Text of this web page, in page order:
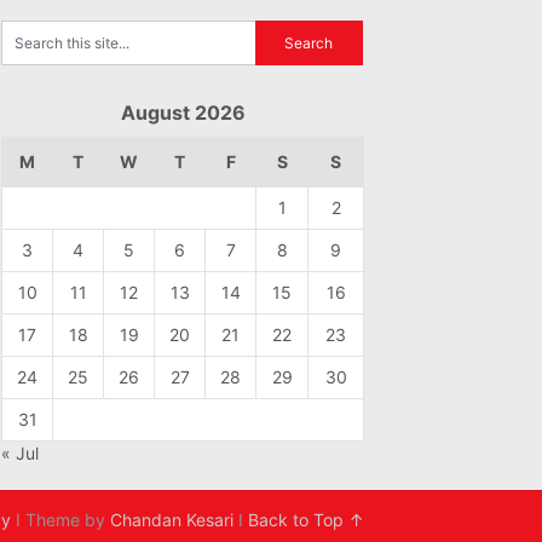
August 2026
M T W T F S S
1 2
3 4 5 6 7 8 9
10 11 12 13 14 15 16
17 18 19 20 21 22 23
24 25 26 27 28 29 30
31
« Jul
I Theme by Chandan Kesari I Back to Top ↑